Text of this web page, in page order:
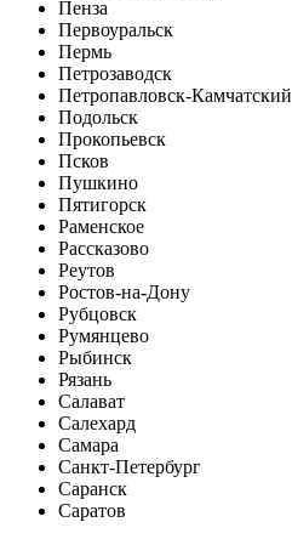
Пенза
Первоуральск
Пермь
Петрозаводск
Петропавловск-Камчатский
Подольск
Прокопьевск
Псков
Пушкино
Пятигорск
Раменское
Рассказово
Реутов
Ростов-на-Дону
Рубцовск
Румянцево
Рыбинск
Рязань
Салават
Салехард
Самара
Санкт-Петербург
Саранск
Саратов